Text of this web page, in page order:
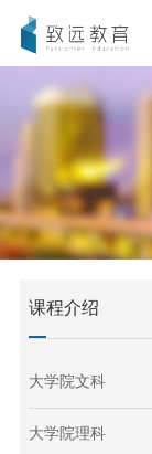
课程介绍
大学院文科
大学院理科